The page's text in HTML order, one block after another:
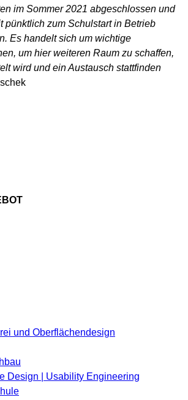
im Sommer 2021 abgeschlossen und
pünktlich zum Schulstart in Betrieb
Es handelt sich um wichtige
um hier weiteren Raum zu schaffen,
wird und ein Austausch stattfinden
und Oberflächendesign
Design | Usability Engineering